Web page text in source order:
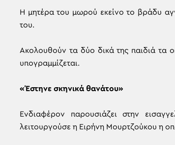
Η μητέρα του μωρού εκείνο το βράδυ
του.
Ακολουθούν τα δύο δικά της παιδιά τα
υπογραμμίζεται.
«Έστηνε σκηνικά θανάτου»
Ενδιαφέρον παρουσιάζει στην
λειτουργούσε η Ειρήνη Μουρτζούκου η